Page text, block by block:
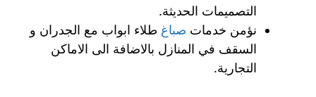
التصميمات الحديثة.
نؤمن خدمات صباغ طلاء ابواب مع الجدران و
السقف في المنازل بالاضافة الى الاماكن
التجارية.